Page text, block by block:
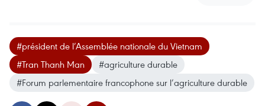
#président de l’Assemblée nationale du Vietnam
#Tran Thanh Man
#agriculture durable
#Forum parlementaire francophone sur l’agriculture durable